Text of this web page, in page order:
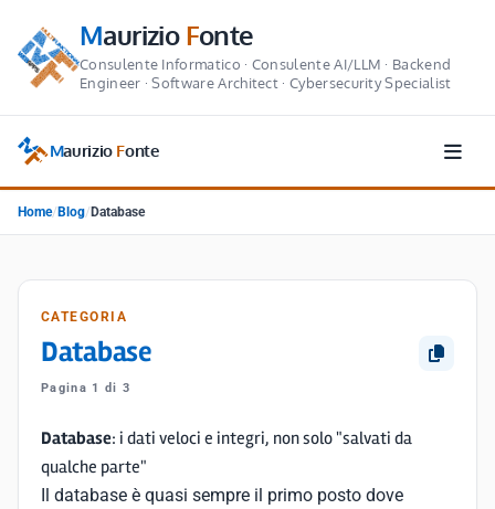
MaurizioFonte
Consulente Informatico · Consulente AI/LLM · Backend
Engineer · Software Architect · Cybersecurity Specialist
Maurizio Fonte
Home/ Blog/ Database
CATEGORIA
Database
Pagina 1 di 3
Database: i dati veloci e integri, non solo "salvati da
qualche parte"
Il database è quasi sempre il primo posto dove